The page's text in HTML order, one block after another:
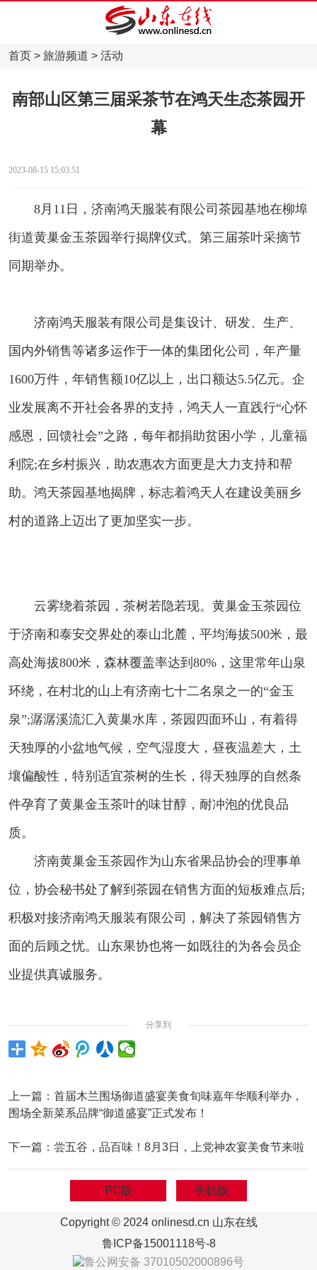
首页> 旅游频道 > 活动
南部山区第三届采茶节在鸿天生态茶园开
幕
2023-08-15 15:03:51
8月11日，济南鸿天服装有限公司茶园基地在柳埠
街道黄巢金玉茶园举行揭牌仪式。第三届茶叶采摘节
同期举办。
济南鸿天服装有限公司是集设计、研发、生产、
国内外销售等诸多运作于一体的集团化公司，年产量
1600万件，年销售额10亿以上，出口额达5.5亿元。企
业发展离不开社会各界的支持，鸿天人一直践行“心怀
感恩，回馈社会”之路，每年都捐助贫困小学，儿童福
利院;在乡村振兴，助农惠农方面更是大力支持和帮
助。鸿天茶园基地揭牌，标志着鸿天人在建设美丽乡
村的道路上迈出了更加坚实一步。
云雾绕着茶园，茶树若隐若现。黄巢金玉茶园位
于济南和泰安交界处的泰山北麓，平均海拔500米，最
高处海拔800米，森林覆盖率达到80%，这里常年山泉
环绕，在村北的山上有济南七十二名泉之一的“金玉
泉”;潺潺溪流汇入黄巢水库，茶园四面环山，有着得
天独厚的小盆地气候，空气湿度大，昼夜温差大，土
壤偏酸性，特别适宜茶树的生长，得天独厚的自然条
件孕育了黄巢金玉茶叶的味甘醇，耐冲泡的优良品
质。
济南黄巢金玉茶园作为山东省果品协会的理事单
位，协会秘书处了解到茶园在销售方面的短板难点后;
积极对接济南鸿天服装有限公司，解决了茶园销售方
面的后顾之忧。山东果协也将一如既往的为各会员企
业提供真诚服务。
分享到
上一篇： 首届木兰围场御道盛宴美食旬味嘉年华顺利举办，
围场全新菜系品牌“御道盛宴”正式发布！
下一篇： 尝五谷，品百味！8月3日，上党神农宴美食节来啦
PC版 手机版
Copyright © 2024 onlinesd.cn 山东在线
鲁ICP备15001118号-8
鲁公网安备 37010502000896号